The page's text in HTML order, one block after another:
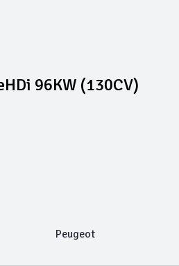
96KW (130CV)
Peugeot